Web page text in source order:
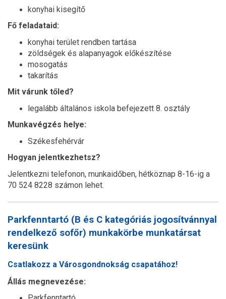
konyhai kisegítő
Fő feladataid:
konyhai terület rendben tartása
zöldségek és alapanyagok előkészítése
mosogatás
takarítás
Mit várunk tőled?
legalább általános iskola befejezett 8. osztály
Munkavégzés helye:
Székesfehérvár
Hogyan jelentkezhetsz?
Jelentkezni telefonon, munkaidőben, hétköznap 8-16-ig a
70 524 8228 számon lehet.
Parkfenntartó (B és C kategóriás jogosítvánnyal
rendelkező sofőr) munkakörbe munkatársat
keresünk
Csatlakozz a Városgondnokság csapatához!
Állás megnevezése: